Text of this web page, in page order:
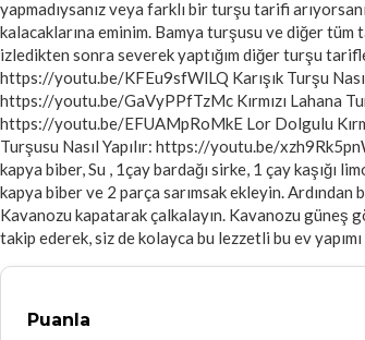
yapmadıysanız veya farklı bir turşu tarifi
kalacaklarına eminim. Bamya turşusu ve diğer
izledikten sonra severek yaptığım diğer turşu
https://youtu.be/KFEu9sfWlLQ Karışık Turşu
https://youtu.be/GaVyPPfTzMc Kırmızı Lahana
https://youtu.be/EFUAMpRoMkE Lor Dolgulu
Turşusu Nasıl Yapılır: https://youtu.be/
kapya biber, Su , 1çay bardağı sirke, 1 çay kaşığı
kapya biber ve 2 parça sarımsak ekleyin. Ardından
Kavanozu kapatarak çalkalayın. Kavanozu güneş
takip ederek, siz de kolayca bu lezzetli bu ev
Puanla